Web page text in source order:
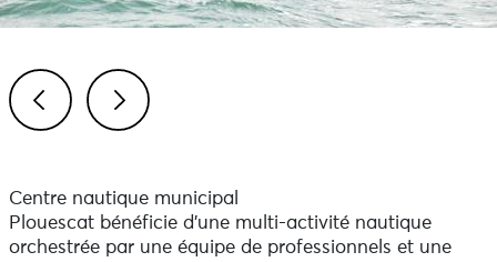
Centre nautique municipal
Plouescat bénéficie d’une multi-activité nautique
orchestrée par une équipe de professionnels et une